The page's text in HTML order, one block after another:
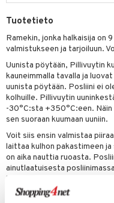
Tuotetieto
Ramekin, jonka halkaisija on
valmistukseen ja tarjoiluun.
Uunista pöytään, Pillivuytin
kauneimmalla tavalla ja
uunista pöytään. Posliini ei
kolhuille. Pillivuytin
-30°C:sta +350°C:een.
sen suoraan kuumaan uuniin.
Voit siis ensin valmistaa
laittaa kulhon pakastimeen
on aika nauttia ruoasta.
ainutlaatuisesta
lämpötilasta, jota käytetään
Pillivuytin posliinilla on
& Korit
tekstiilit
& Tyynyliinat
& Peitot